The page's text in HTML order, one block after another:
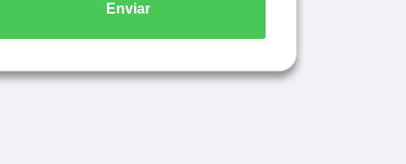
Enviar